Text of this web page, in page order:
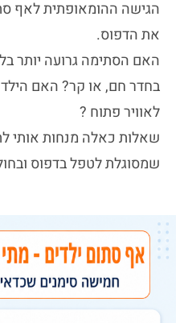
הגישה ההומאופתית לאף
את הדפוס.
האם הסתימה גרועה יותר
בחדר חם, או קר? האם
לאוויר פתוח ?
שאלות כאלה מנחות אותי
שמסוגלת לטפל בדפוס